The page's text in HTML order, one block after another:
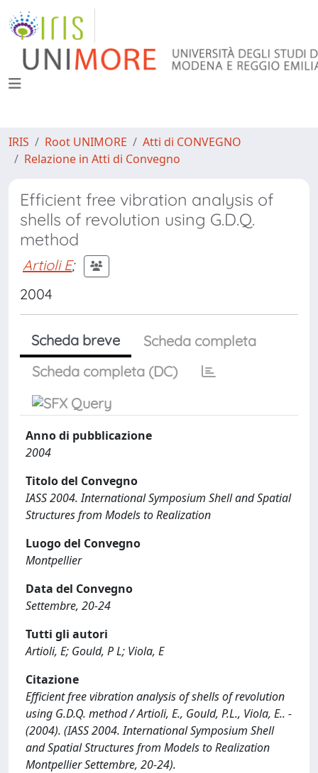
IRIS Root UNIMORE
Atti di CONVEGNO
Relazione in Atti di Convegno
Efficient free vibration analysis of
shells of revolution using G.D.Q.
method
Artioli E;
2004
Scheda breve
Scheda completa
Scheda completa (DC)
Anno di pubblicazione
2004
Titolo del Convegno
IASS 2004. International Symposium Shell and Spatial
Structures from Models to Realization
Luogo del Convegno
Montpellier
Data del Convegno
Settembre, 20-24
Tutti gli autori
Artioli, E; Gould, P L; Viola, E
Citazione
Efficient free vibration analysis of shells of revolution
using G.D.Q. method / Artioli, E., Gould, P.L., Viola, E.. -
(2004). (IASS 2004. International Symposium Shell
and Spatial Structures from Models to Realization
Montpellier Settembre, 20-24).